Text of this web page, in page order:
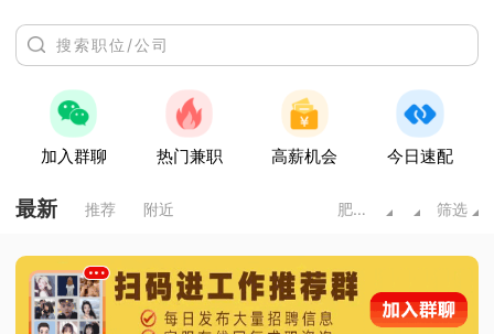
加入群聊 热门兼职 高薪机会 今日速配
最新 推荐 附近 肥城市 筛选